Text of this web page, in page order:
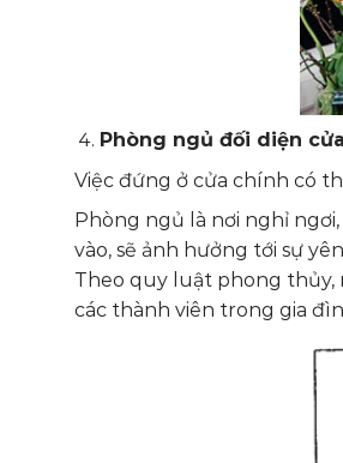
Phòng ngủ đối diện
Việc đứng ở cửa chính có
Phòng ngủ là nơi nghỉ
vào, sẽ ảnh hưởng tới sự
Theo quy luật phong thủy,
các thành viên trong gia